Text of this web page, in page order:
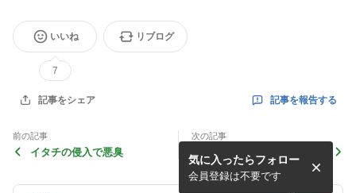
いいね
7
リブログ
記事をシェア 記事を報告する
前の記事
イタチの侵入で悪臭
次の記事
イタチの出産・子育てが始ま
ります。
気に入ったらフォロー
会員登録は不要です